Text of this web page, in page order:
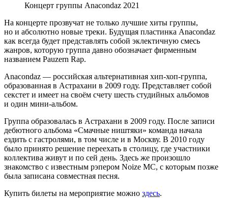
Концерт группы Anacondaz 2021
На концерте прозвучат не только лучшие хиты группы,
но и абсолютно новые треки. Будущая пластинка Anacondaz
как всегда будет представлять собой эклектичную смесь
жанров, которую группа давно обозначает фирменным
названием Pauzern Rap.
Anacondaz — российская альтернативная хип-хоп-группа,
образованная в Астрахани в 2009 году. Представляет собой
секстет и имеет на своём счету шесть студийных альбомов
и один мини-альбом.
Группа образовалась в Астрахани в 2009 году. После записи
дебютного альбома «Смачные ништяки» команда начала
ездить с гастролями, в том числе и в Москву. В 2010 году
было принято решение переехать в столицу, где участники
коллектива живут и по сей день. Здесь же произошло
знакомство с известным рэпером Noize MC, с которым позже
была записана совместная песня.
Купить билеты на мероприятие можно здесь.